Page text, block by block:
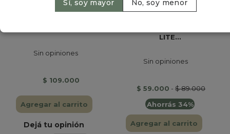
Sin opiniones
$ 109.000
Agregar al carrito
Dejá tu opinión
LITE...
Sin opiniones
$ 59.000 - $ 89.000
Ahorrás 34%
Agregar al carrito